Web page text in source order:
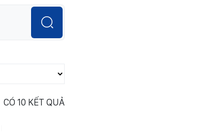
CÓ 10 KẾT QUẢ